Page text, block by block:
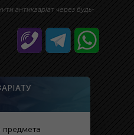
антикваріат через будь-
предмета